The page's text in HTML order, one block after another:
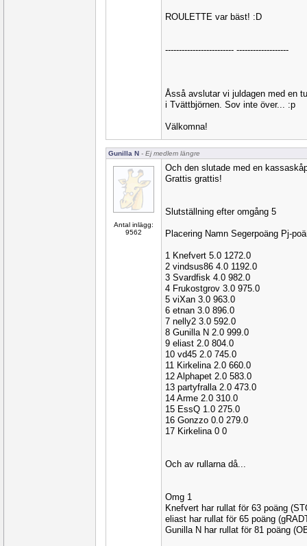
ROULETTE var bäst! :D
------------------------- -------------------
Åsså avslutar vi juldagen med en
i Tvättbjörnen. Sov inte över... :p
Välkomna!
Gunilla N - Ej medlem längre
Antal inlägg:
9562
Och den slutade med en
Grattis grattis!
Slutställning efter omgång 5
Placering Namn Segerpoäng Pj-
1 Knefvert 5.0 1272.0
2 vindsus86 4.0 1192.0
3 Svardfisk 4.0 982.0
4 Frukostgrov 3.0 975.0
5 viXan 3.0 963.0
6 etnan 3.0 896.0
7 nelly2 3.0 592.0
8 Gunilla N 2.0 999.0
9 eliast 2.0 804.0
10 vd45 2.0 745.0
11 Kirkelina 2.0 660.0
12 Alphapet 2.0 583.0
13 partyfralla 2.0 473.0
14 Arme 2.0 310.0
15 EssQ 1.0 275.0
16 Gonzzo 0.0 279.0
17 Kirkelina 0 0
Och av rullarna då...
Omg 1
Knefvert har rullat för 63 poäng
eliast har rullat för 65 poäng
Gunilla N har rullat för 81 poäng